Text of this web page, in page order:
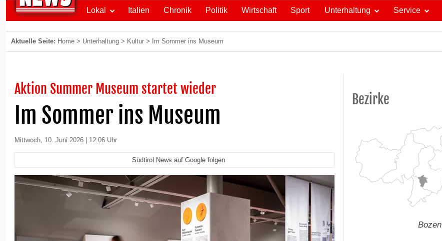
Lokal Italien Chronik Politik Wirtschaft Sport Unterhaltung Service
Aktuelle Seite: Home > Unterhaltung > Kultur > Im Sommer ins Museum
Aktion Summer Museum startet wieder
Im Sommer ins Museum
Mittwoch, 10. Juni 2026 | 12:06 Uhr
Südtirol News auf Google folgen
Bezirke
Bozen